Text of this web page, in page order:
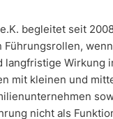
begleitet seit
Führungsrollen,
langfristige Wirkung
mit kleinen und
nicht als